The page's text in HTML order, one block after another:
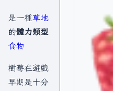
是一種草地
的體力類型
食物
樹莓在遊戲
早期是十分